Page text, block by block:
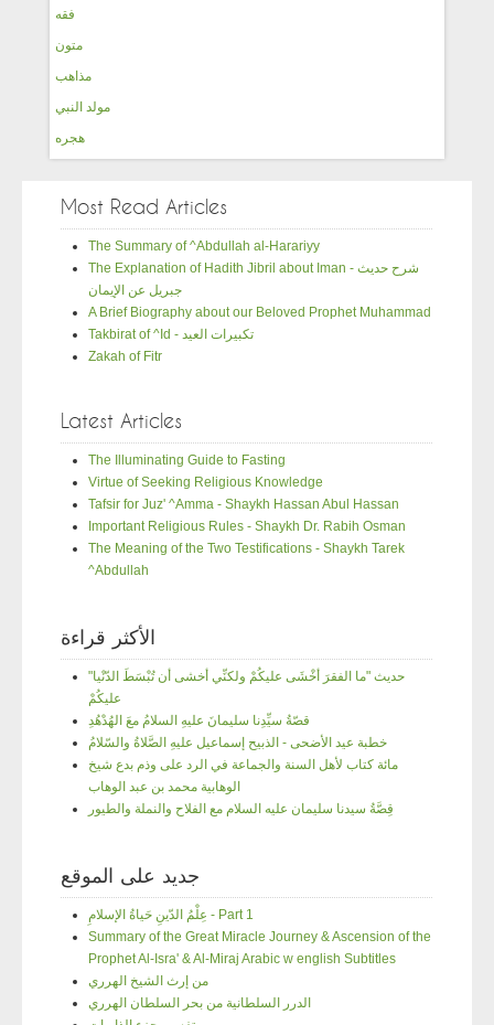
فقه
متون
مذاهب
مولد النبي
هجره
Most Read Articles
The Summary of ^Abdullah al-Harariyy
The Explanation of Hadith Jibril about Iman - شرح حديث
جبريل عن الإيمان
A Brief Biography about our Beloved Prophet Muhammad
Takbirat of ^Id - تكبيرات العيد
Zakah of Fitr
Latest Articles
The Illuminating Guide to Fasting
Virtue of Seeking Religious Knowledge
Tafsir for Juz' ^Amma - Shaykh Hassan Abul Hassan
Important Religious Rules - Shaykh Dr. Rabih Osman
The Meaning of the Two Testifications - Shaykh Tarek
^Abdullah
الأكثر قراءة
"حديث "ما الفقرَ أخْشَى عليكُمْ ولكنِّي أخشى أن تُبْسَطَ الدّنْيا
عليكُمْ
قصّةُ سيِّدِنا سليمانَ عليهِ السلامُ معَ الهُدْهُدِ
خطبة عيد الأضحى - الذبيح إسماعيل عليهِ الصَّلاةُ والسّلامُ
مائة كتاب لأهل السنة والجماعة في الرد على وذم بدع شيخ
الوهابية محمد بن عبد الوهاب
قِصَّةُ سيدنا سليمان عليه السلام مع الفلاح والنملة والطيور
جديد على الموقع
عِلْمُ الدّينِ حَياةُ الإسلامِ - Part 1
Summary of the Great Miracle Journey & Ascension of the
Prophet Al-Isra' & Al-Miraj Arabic w english Subtitles
من إرث الشيخ الهرري
الدرر السلطانية من بحر السلطان الهرري